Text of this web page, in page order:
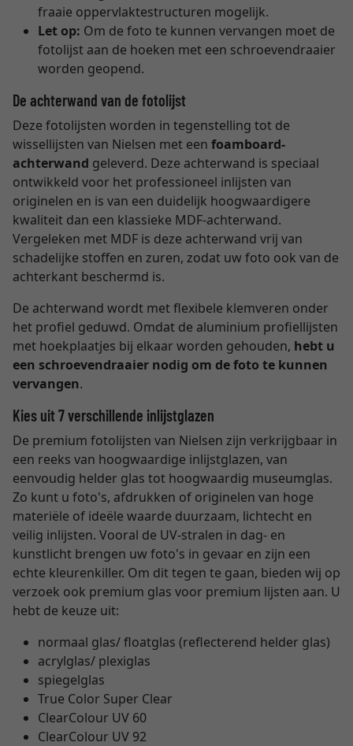
fraaie oppervlaktestructuren mogelijk.
Let op: Om de foto te kunnen vervangen moet de
fotolijst aan de hoeken met een schroevendraaier
worden geopend.
De achterwand van de fotolijst
Deze fotolijsten worden in tegenstelling tot de
wissellijsten van Nielsen met een foamboard-
achterwand geleverd. Deze achterwand is speciaal
ontwikkeld voor het professioneel inlijsten van
originelen en is van een duidelijk hoogwaardigere
kwaliteit dan een klassieke MDF-achterwand.
Vergeleken met MDF is deze achterwand vrij van
schadelijke stoffen en zuren, zodat uw foto ook van de
achterkant beschermd is.
De achterwand wordt met flexibele klemveren onder
het profiel geduwd. Omdat de aluminium profiellijsten
met hoekplaatjes bij elkaar worden gehouden, hebt u
een schroevendraaier nodig om de foto te kunnen
vervangen.
Kies uit 7 verschillende inlijstglazen
De premium fotolijsten van Nielsen zijn verkrijgbaar in
een reeks van hoogwaardige inlijstglazen, van
eenvoudig helder glas tot hoogwaardig museumglas.
Zo kunt u foto's, afdrukken of originelen van hoge
materiële of ideële waarde duurzaam, lichtecht en
veilig inlijsten. Vooral de UV-stralen in dag- en
kunstlicht brengen uw foto's in gevaar en zijn een
echte kleurenkiller. Om dit tegen te gaan, bieden wij op
verzoek ook premium glas voor premium lijsten aan. U
hebt de keuze uit:
normaal glas/ floatglas (reflecterend helder glas)
acrylglas/ plexiglas
spiegelglas
True Color Super Clear
ClearColour UV 60
ClearColour UV 92